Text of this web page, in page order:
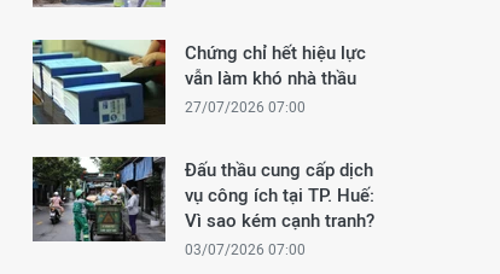
Chứng chỉ hết hiệu lực
vẫn làm khó nhà thầu
27/07/2026 07:00
Đấu thầu cung cấp dịch
vụ công ích tại TP. Huế:
Vì sao kém cạnh tranh?
03/07/2026 07:00